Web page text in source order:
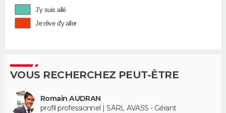
J'y suis allé
Je rêve d'y aller
VOUS RECHERCHEZ PEUT-ÊTRE
Romain AUDRAN
profil professionnel | SARL AVASS - Gérant